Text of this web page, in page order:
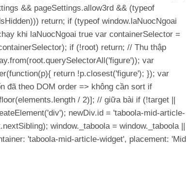
&& pageSettings.allow3rd && (typeof
return; if (typeof window.laNuocNgoai
khi laNuocNgoai true var containerSelector =
if (!root) return; // Thu thập
var
return !p.closest('figure'); }); var
đã theo DOM order => không cần sort if
/ 2)]; // giữa bài if (!target ||
newDiv.id = 'taboola-mid-article-
window._taboola = window._taboola ||
'taboola-mid-article-widget', placement: 'Mid